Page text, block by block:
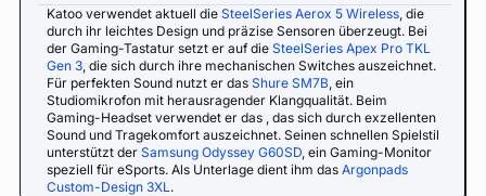
Katoo verwendet aktuell die SteelSeries Aerox 5 Wireless , die
durch ihr leichtes Design und präzise Sensoren überzeugt. Bei
der Gaming-Tastatur setzt er auf die SteelSeries Apex Pro TKL
Gen 3 , die sich durch ihre mechanischen Switches auszeichnet.
Für perfekten Sound nutzt er das Shure SM7B , ein
Studiomikrofon mit herausragender Klangqualität. Beim
Gaming-Headset verwendet er das , das sich durch exzellenten
Sound und Tragekomfort auszeichnet. Seinen schnellen Spielstil
unterstützt der Samsung Odyssey G60SD , ein Gaming-Monitor
speziell für eSports. Als Unterlage dient ihm das Argonpads
Custom-Design 3XL .